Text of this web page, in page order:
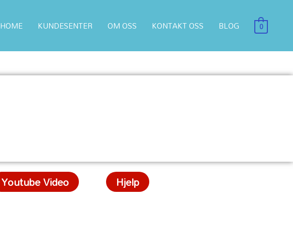
HOME KUNDESENTER OM OSS KONTAKT OSS BLOG 0
Youtube Video Hjelp